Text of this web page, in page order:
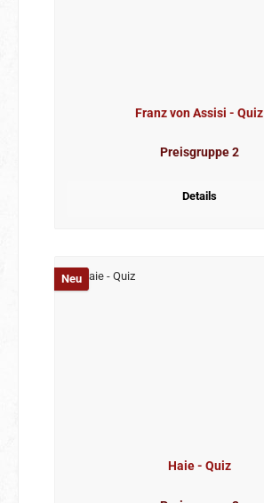
Franz von Assisi - Quiz
Preisgruppe 2
Details
Neu
Haie - Quiz